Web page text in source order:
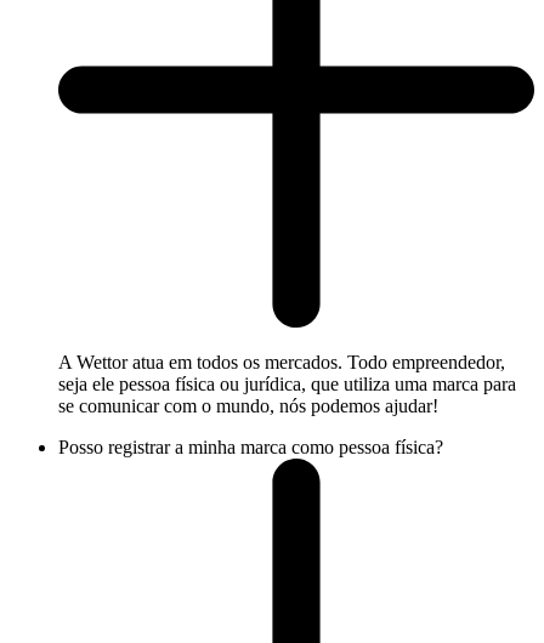
A Wettor atua em todos os mercados. Todo empreendedor,
seja ele pessoa física ou jurídica, que utiliza uma marca para
se comunicar com o mundo, nós podemos ajudar!
Posso registrar a minha marca como pessoa física?